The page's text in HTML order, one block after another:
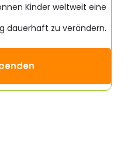
Kinder weltweit eine
dauerhaft zu verändern.